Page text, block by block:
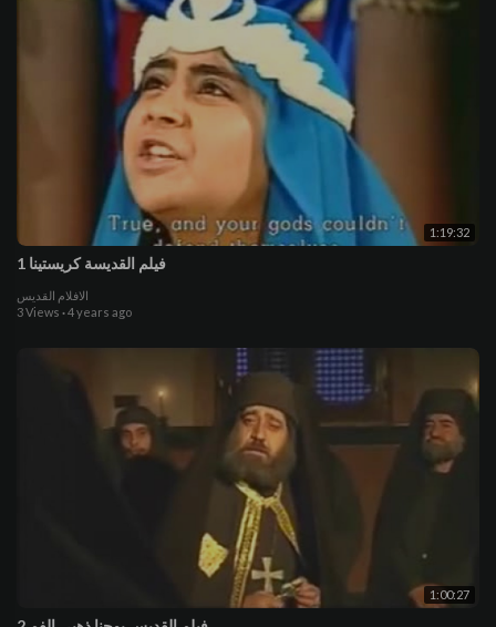
1:19:32
فيلم القديسة كريستينا 1
الافلام القديس
3 Views ·4 years ago
1:00:27